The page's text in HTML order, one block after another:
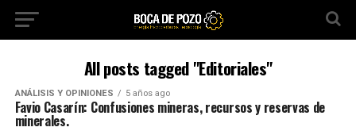
All posts tagged "Editoriales"
ANÁLISIS Y OPINIONES 5 años ago
Favio Casarín: Confusiones mineras, recursos y reservas de
minerales.